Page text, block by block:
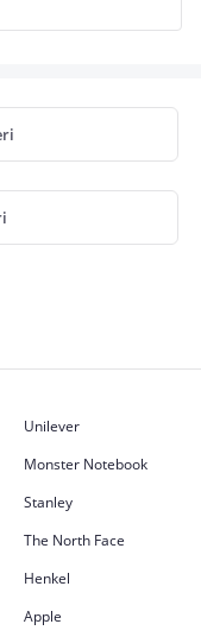
Unilever
Monster Notebook
Stanley
The North Face
Henkel
Apple